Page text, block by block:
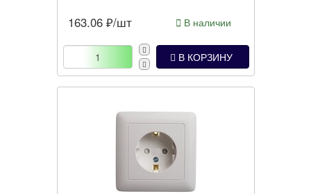
163.06 ₽/шт В наличии
В КОРЗИНУ